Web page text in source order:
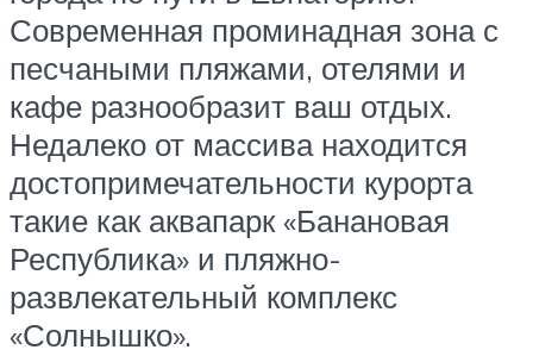
Современная проминадная зона с
песчаными пляжами, отелями и
кафе разнообразит ваш отдых.
Недалеко от массива находится
достопримечательности курорта
такие как аквапарк «Банановая
Республика» и пляжно-
развлекательный комплекс
«Солнышко».